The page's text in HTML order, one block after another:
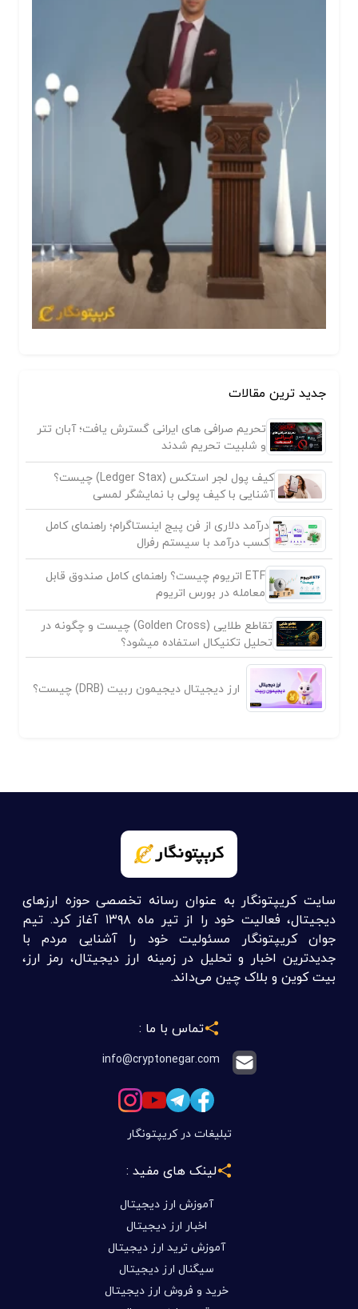
جدید ترین مقالات
تحریم صرافی های ایرانی گسترش یافت؛ آبان تتر
و شلبیت تحریم شدند
کیف پول لجر استکس (Ledger Stax) چیست؟
آشنایی با کیف پولی با نمایشگر لمسی
درآمد دلاری از فن پیج اینستاگرام؛ راهنمای کامل
کسب درآمد با سیستم رفرال
ETF اتریوم چیست؟ راهنمای کامل صندوق قابل
معامله در بورس اتریوم
تقاطع طلایی (Golden Cross) چیست و چگونه در
تحلیل تکنیکال استفاده میشود؟
ارز دیجیتال دیجیمون ربیت (DRB) چیست؟
سایت کریپتونگار به عنوان رسانه تخصصی حوزه ارزهای
دیجیتال، فعالیت خود را از تیر ماه ۱۳۹۸ آغاز کرد. تیم
جوان کریپتونگار مسئولیت خود را آشنایی مردم با
جدیدترین اخبار و تحلیل در زمینه ارز دیجیتال، رمز ارز،
بیت کوین و بلاک چین می‌داند.
تماس با ما :
info@cryptonegar.com
تبلیغات در کریپتونگار
لینک های مفید :
آموزش ارز دیجیتال
اخبار ارز دیجیتال
آموزش ترید ارز دیجیتال
سیگنال ارز دیجیتال
خرید و فروش ارز دیجیتال